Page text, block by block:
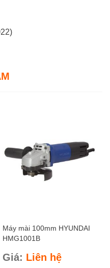
Máy mài 100mm HYUNDAI
HMG1001B
Giá: Liên hệ